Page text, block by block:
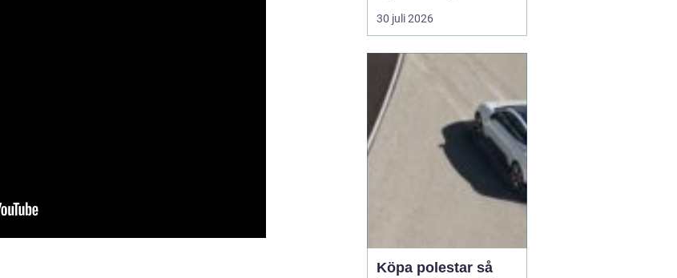
köra. Trots det väntar
många bilägare i Örebro
och reparationer. I den
här artikeln får du en
enkel genomgång av
hu...
30 juli 2026
Köpa polestar så